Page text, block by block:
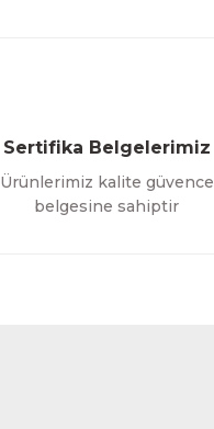
Sertifika Belgelerimiz
Ürünlerimiz kalite güvence
belgesine sahiptir